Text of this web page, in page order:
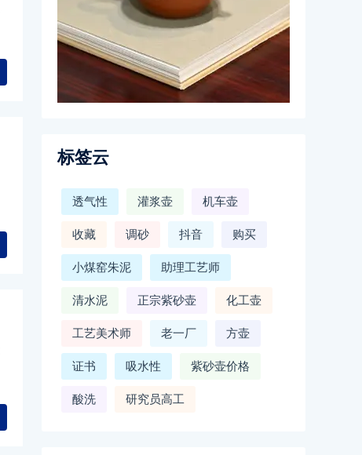
标签云
透气性 灌浆壶 机车壶
收藏 调砂 抖音 购买
小煤窑朱泥 助理工艺师
清水泥 正宗紫砂壶 化工壶
工艺美术师 老一厂 方壶
证书 吸水性 紫砂壶价格
酸洗 研究员高工